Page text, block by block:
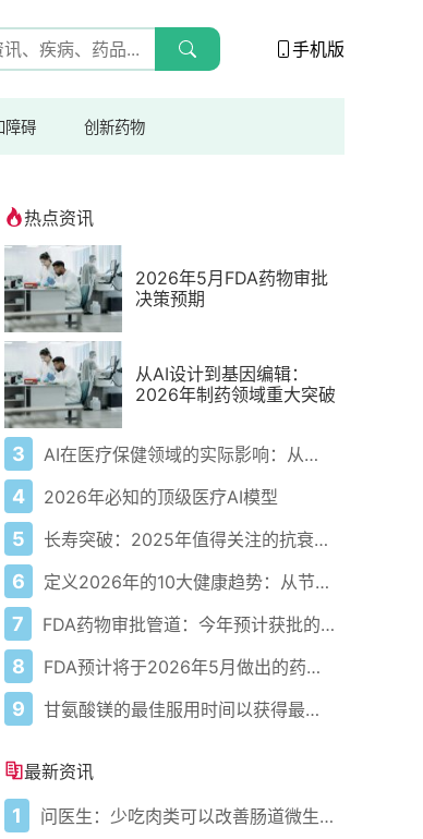
手机版
障碍 创新药物
热点资讯
2026年5月FDA药物审批
决策预期
从AI设计到基因编辑：
2026年制药领域重大突破
3 AI在医疗保健领域的实际影响：从数据到诊断及更远
4 2026年必知的顶级医疗AI模型
5 长寿突破：2025年值得关注的抗衰老创新
6 定义2026年的10大健康趋势：从节律健康到冷热交替疗法
7 FDA药物审批管道：今年预计获批的关键新疗法
8 FDA预计将于2026年5月做出的药物审批决定
9 甘氨酸镁的最佳服用时间以获得最大益处，据科学所说
最新资讯
1 问医生：少吃肉类可以改善肠道微生物组